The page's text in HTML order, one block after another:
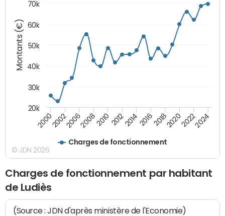
Montants (€)
Charges de fonctionnement
20002002200620082010 2012201420162018202020222024
20k
30k
40k
50k
60k
70k
© JDN 2026
Charges de fonctionnement par habitant
de Ludiès
(Source : JDN d'après ministère de l'Economie)